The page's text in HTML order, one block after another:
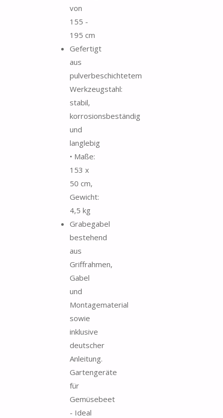
von
155 -
195 cm
Gefertigt
aus
pulverbeschichtetem
Werkzeugstahl:
stabil,
korrosionsbeständig
und
langlebig
• Maße:
153 x
50 cm,
Gewicht:
4,5 kg
Grabegabel
bestehend
aus
Griffrahmen,
Gabel
und
Montagematerial
sowie
inklusive
deutscher
Anleitung.
Gartengeräte
für
Gemüsebeet
- Ideal